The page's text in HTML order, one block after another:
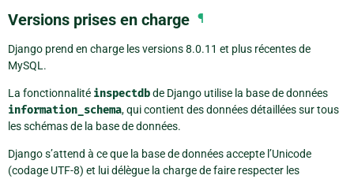
Versions prises en charge ¶
Django prend en charge les versions 8.0.11 et plus récentes de
MySQL.
La fonctionnalité inspectdbde Django utilise la base de données
information_schema, qui contient des données détaillées sur tous
les schémas de la base de données.
Django s’attend à ce que la base de données accepte l’Unicode
(codage UTF-8) et lui délègue la charge de faire respecter les